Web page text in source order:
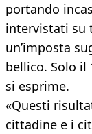
portando
intervistati su
un’imposta
bellico. Solo il
si esprime.
«Questi
cittadine e i